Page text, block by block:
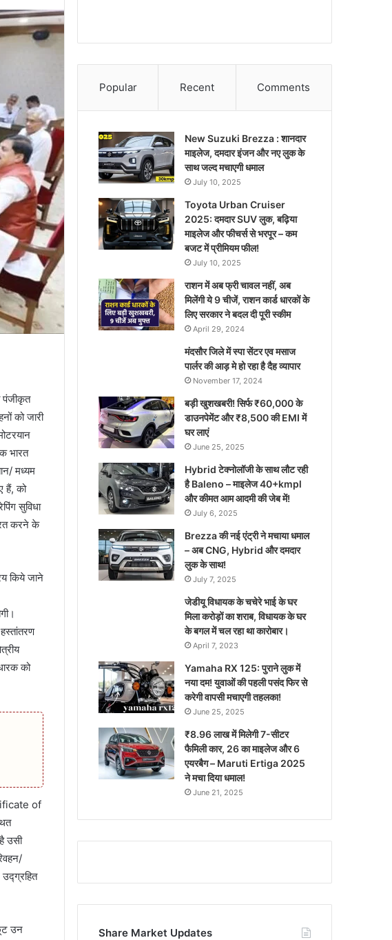
पंजीकृत
को जारी
भारत
मध्यम
हैं, को
सुविधा
करने के
किये जाने
को
of
उसी
उन
Popular Recent Comments
New Suzuki Brezza : शानदार
माइलेज, दमदार इंजन और नए लुक के
साथ जल्द मचाएगी धमाल
July 10, 2025
Toyota Urban Cruiser
2025: दमदार SUV लुक, बढ़िया
माइलेज और फीचर्स से भरपूर – कम
बजट में प्रीमियम फील!
July 10, 2025
राशन में अब फ्री चावल नहीं, अब
मिलेंगी ये 9 चीजें, राशन कार्ड धारकों के
लिए सरकार ने बदल दी पूरी स्कीम
April 29, 2024
मंदसौर जिले में स्पा सेंटर एव मसाज
पार्लर की आड़ मे हो रहा है दैह व्यापार
November 17, 2024
बड़ी खुशखबरी! सिर्फ ₹60,000 के
डाउनपेमेंट और ₹8,500 की EMI में
घर लाएं
June 25, 2025
Hybrid टेक्नोलॉजी के साथ लौट रही
है Baleno – माइलेज 40+kmpl
और कीमत आम आदमी की जेब में!
July 6, 2025
Brezza की नई एंट्री ने मचाया धमाल
– अब CNG, Hybrid और दमदार
लुक के साथ!
July 7, 2025
जेडीयू विधायक के चचेरे भाई के घर
मिला करोड़ों का शराब, विधायक के घर
के बगल में चल रहा था कारोबार।
April 7, 2023
Yamaha RX 125: पुराने लुक में
नया दम! युवाओं की पहली पसंद फिर से
करेगी वापसी मचाएगी तहलका!
June 25, 2025
₹8.96 लाख में मिलेगी 7-सीटर
फैमिली कार, 26 का माइलेज और 6
एयरबैग – Maruti Ertiga 2025
ने मचा दिया धमाल!
June 21, 2025
Share Market Updates